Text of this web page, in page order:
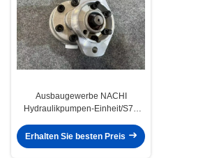
Ausbaugewerbe NACHI
Hydraulikpumpen-Einheit/S70
Erhalten Sie besten Preis